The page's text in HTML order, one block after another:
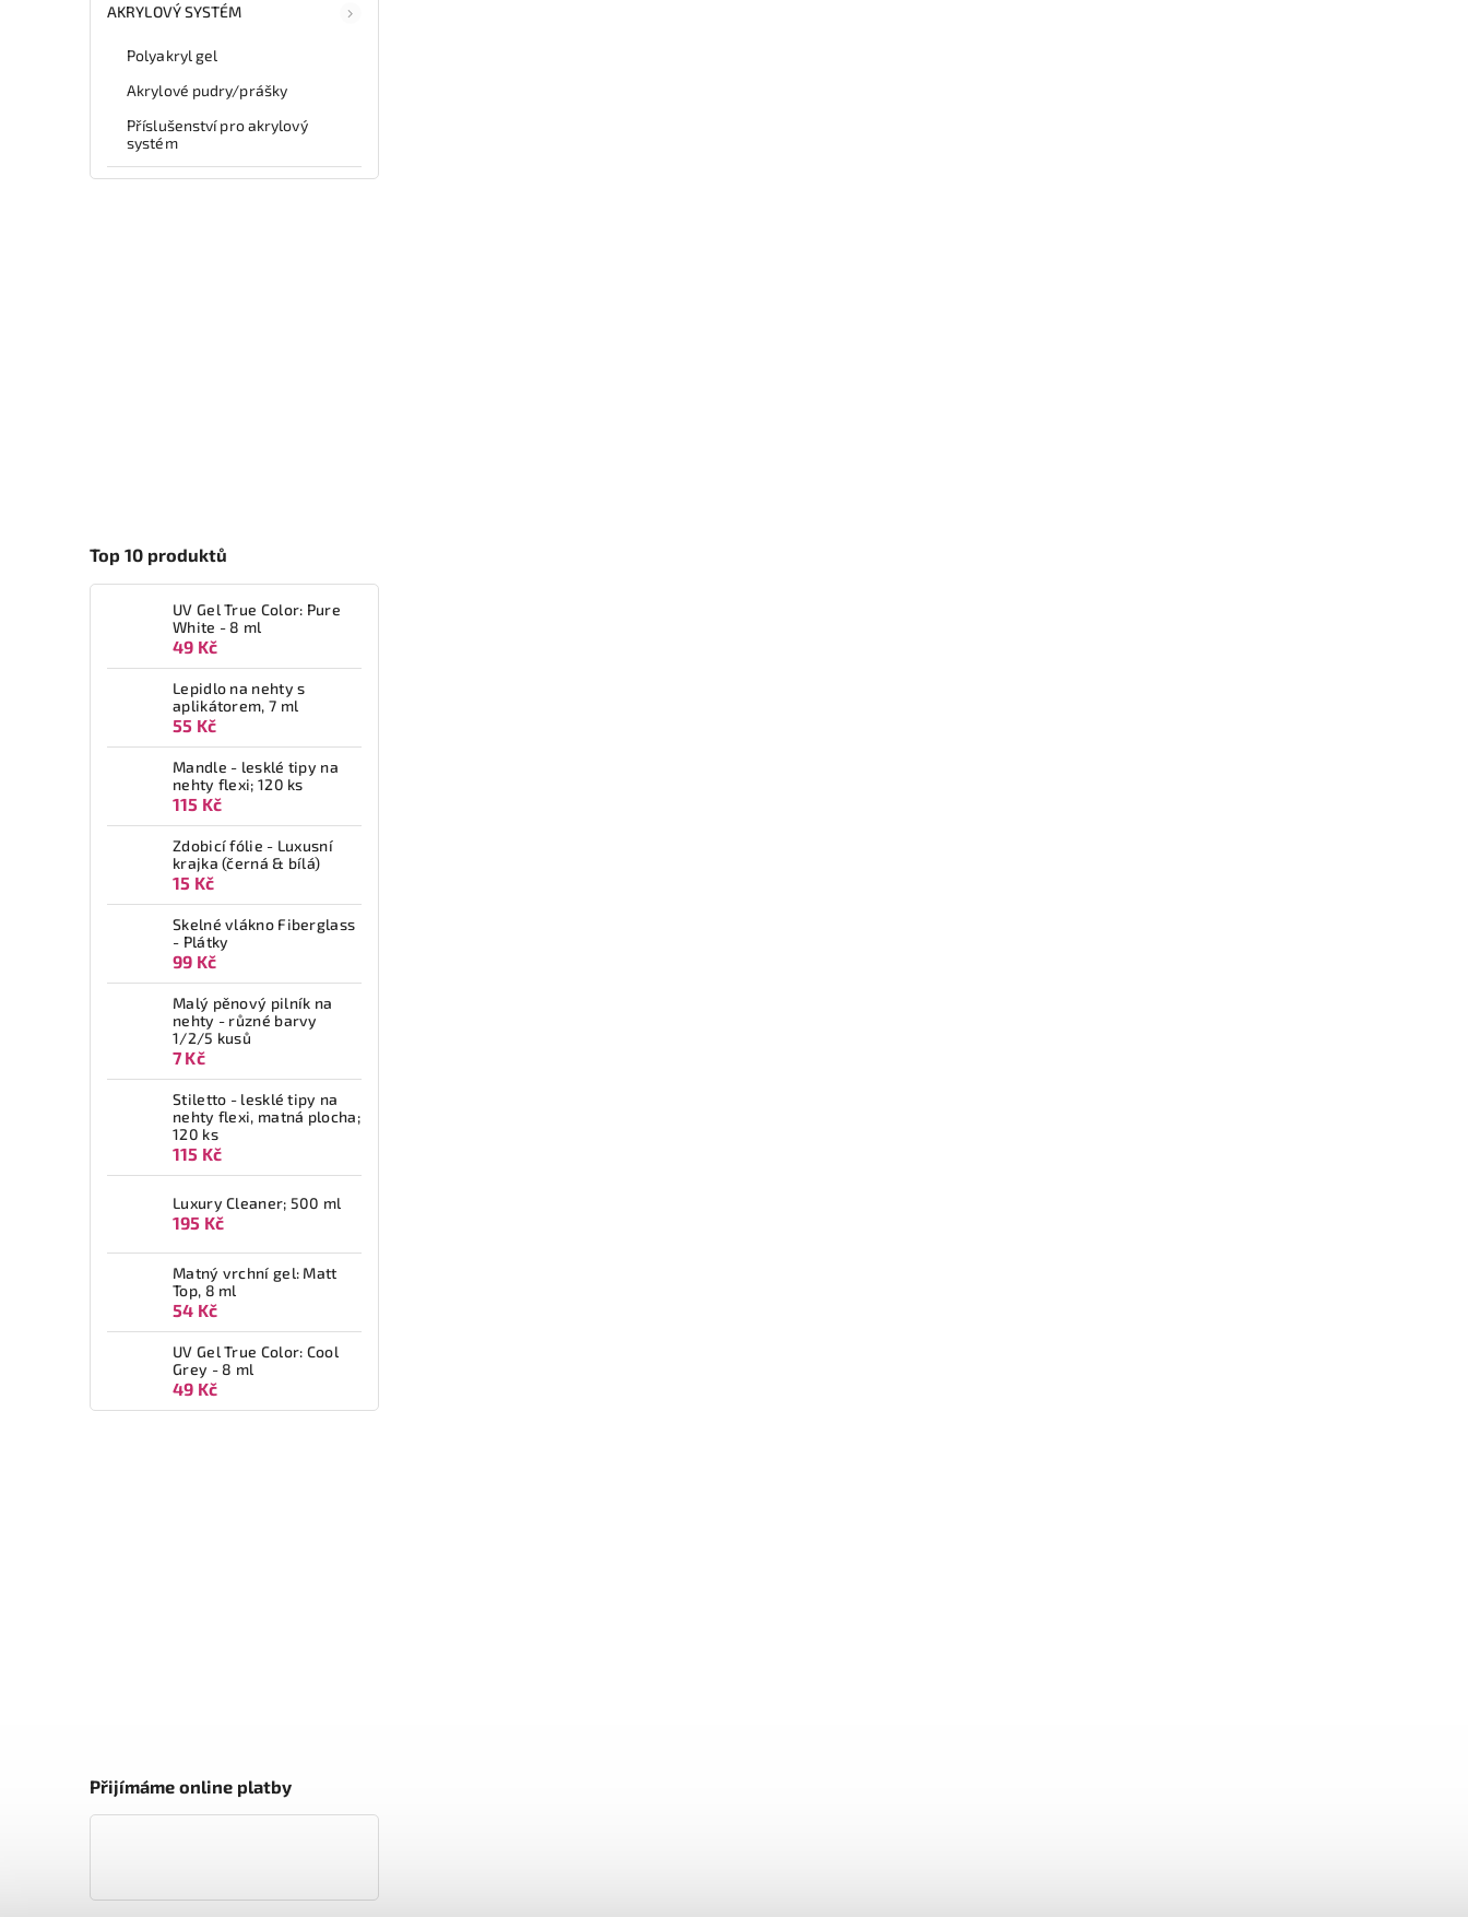
AKRYLOVÝ SYSTÉM
Polyakryl gel
Akrylové pudry/prášky
Příslušenství pro akrylový
systém
Top 10 produktů
UV Gel True Color: Pure
White - 8 ml
49 Kč
Lepidlo na nehty s
aplikátorem, 7 ml
55 Kč
Mandle - lesklé tipy na
nehty flexi; 120 ks
115 Kč
Zdobicí fólie - Luxusní
krajka (černá & bílá)
15 Kč
Skelné vlákno Fiberglass
- Plátky
99 Kč
Malý pěnový pilník na
nehty - různé barvy
1/2/5 kusů
7 Kč
Stiletto - lesklé tipy na
nehty flexi, matná plocha;
120 ks
115 Kč
Luxury Cleaner; 500 ml
195 Kč
Matný vrchní gel: Matt
Top, 8 ml
54 Kč
UV Gel True Color: Cool
Grey - 8 ml
49 Kč
Přijímáme online platby